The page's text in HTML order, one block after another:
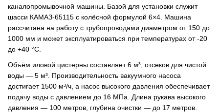
каналопромывочной машины. Базой для установки служит
шасси КАМАЗ-65115 с колёсной формулой 6×4. Машина
рассчитана на работу с трубопроводами диаметром от 150 до
1000 мм и может эксплуатироваться при температурах от -20
до +40 °С.
Объём иловой цистерны составляет 6 м³, отсеков для чистой
воды — 5 м³. Производительность вакуумного насоса
достигает 1500 м³/ч, а насос высокого давления обеспечивает
подачу воды с давлением до 16 МПа. Длина рукава высокого
давления — 100 метров, глубина очистки — до 17 метров.